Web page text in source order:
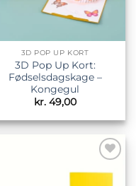
3D POP UP KORT
3D Pop Up Kort:
Fødselsdagskage –
Kongegul
kr.49,00
Tilføj til